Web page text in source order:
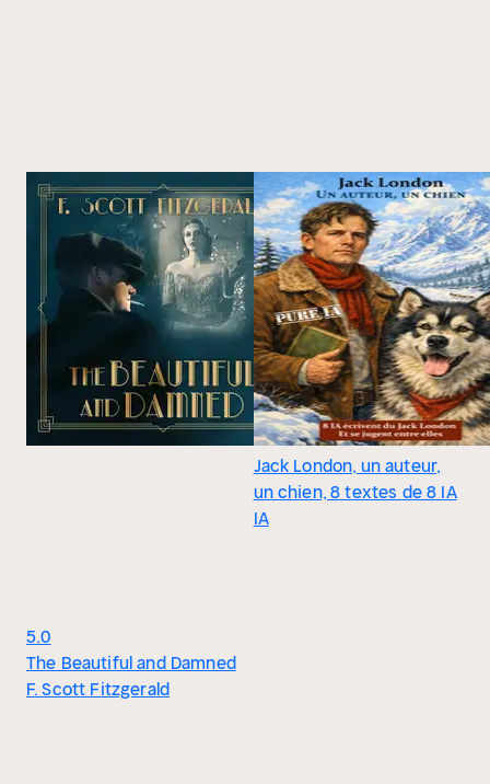
5.0
The Beautiful and Damned
F. Scott Fitzgerald
Jack London, un auteur,
un chien, 8 textes de 8 IA
IA